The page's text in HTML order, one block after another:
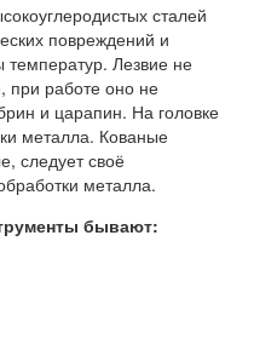
сталей
повреждений и
температур. Лезвие не
при работе оно не
и царапин. На головке
металла. Кованые
следует своё
металла.
бывают: